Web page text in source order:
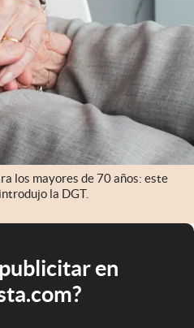
los mayores de 70 años: este
la DGT.
en